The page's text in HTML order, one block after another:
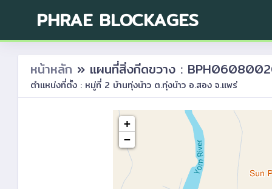
PHRAE BLOCKAGES
หน้าหลัก » แผนที่สิ่งกีดขวาง :
ตำแหน่งที่ตั้ง : หมู่ที่ 2 บ้านทุ่งน้าว ต.ทุ่งน้าว อ.สอง จ.แพร่
+
−